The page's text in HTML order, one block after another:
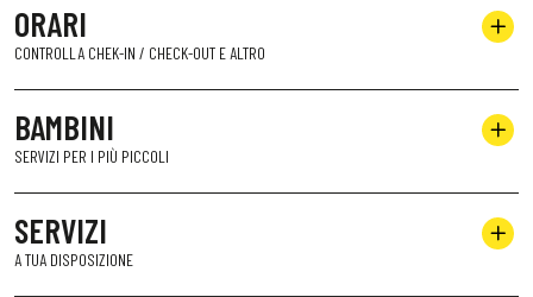
ORARI
CONTROLLA CHEK-IN / CHECK-OUT E ALTRO
BAMBINI
SERVIZI PER I PIÙ PICCOLI
SERVIZI
A TUA DISPOSIZIONE